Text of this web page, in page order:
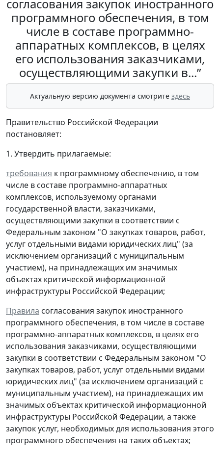
согласования закупок иностранного
программного обеспечения, в том
числе в составе программно-
аппаратных комплексов, в целях
его использования заказчиками,
осуществляющими закупки в...”
Актуальную версию документа смотрите здесь
Правительство Российской Федерации
постановляет:
1. Утвердить прилагаемые:
требования к программному обеспечению, в том
числе в составе программно-аппаратных
комплексов, используемому органами
государственной власти, заказчиками,
осуществляющими закупки в соответствии с
Федеральным законом "О закупках товаров, работ,
услуг отдельными видами юридических лиц" (за
исключением организаций с муниципальным
участием), на принадлежащих им значимых
объектах критической информационной
инфраструктуры Российской Федерации;
Правила согласования закупок иностранного
программного обеспечения, в том числе в составе
программно-аппаратных комплексов, в целях его
использования заказчиками, осуществляющими
закупки в соответствии с Федеральным законом "О
закупках товаров, работ, услуг отдельными видами
юридических лиц" (за исключением организаций с
муниципальным участием), на принадлежащих им
значимых объектах критической информационной
инфраструктуры Российской Федерации, а также
закупок услуг, необходимых для использования этого
программного обеспечения на таких объектах;